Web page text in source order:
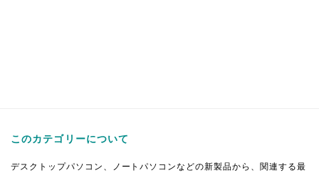
このカテゴリーについて
デスクトップパソコン、ノートパソコンなどの新製品から、関連する最